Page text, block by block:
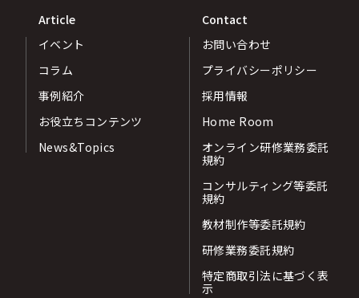
Article
イベント
コラム
事例紹介
お役立ちコンテンツ
News&Topics
Contact
お問い合わせ
プライバシーポリシー
採用情報
Home Room
オンライン研修業務委託
規約
コンサルティング等委託
規約
教材制作等委託規約
研修業務委託規約
特定商取引法に基づく表
示